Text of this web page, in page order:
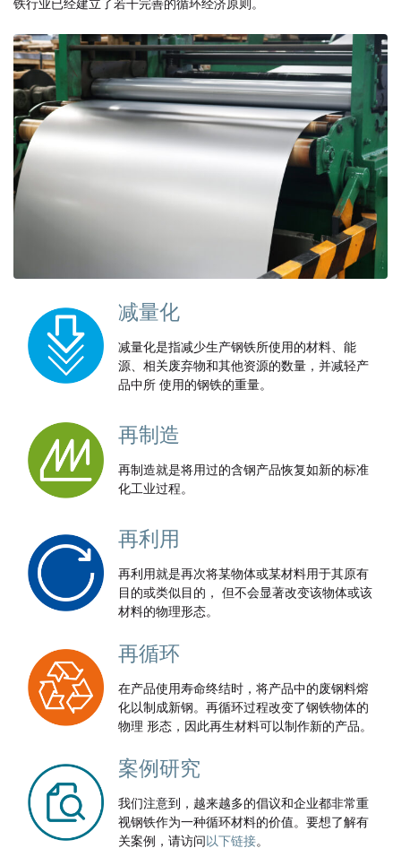
减量化
减量化是指减少生产钢铁所使用的材料、能
源、相关废弃物和其他资源的数量，并减轻产
品中所 使用的钢铁的重量。
再制造
再制造就是将用过的含钢产品恢复如新的标准
化工业过程。
再利用
再利用就是再次将某物体或某材料用于其原有
目的或类似目的， 但不会显著改变该物体或该
材料的物理形态。
再循环
在产品使用寿命终结时，将产品中的废钢料熔
化以制成新钢。再循环过程改变了钢铁物体的
物理 形态，因此再生材料可以制作新的产品。
案例研究
我们注意到，越来越多的倡议和企业都非常重
视钢铁作为一种循环材料的价值。要想了解有
关案例，请访问以下链接。